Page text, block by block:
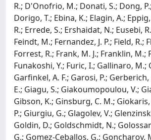
R.; D'Onofrio, M.; Donati, S.; Dong,
Dorigo, T.; Ebina, K.; Elagin, A.;
R.; Errede, S.; Ershaidat, N.; Eusebi,
Feindt, M.; Fernandez, J. P.; Field, R.;
Forrest, R.; Frank, M. J.; Franklin, M.;
Funakoshi, Y.; Furic, I.; Gallinaro, M.;
Garfinkel, A. F.; Garosi, P.;
E.; Giagu, S.; Giakoumopoulou, V.;
Gibson, K.; Ginsburg, C. M.;
P.; Giurgiu, G.; Glagolev, V.;
Goldin, D.; Goldschmidt, N.;
G.; Gomez-Ceballos, G.; Goncharov,